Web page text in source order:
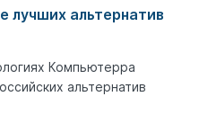
лучших альтернатив
Компьютерра
альтернатив